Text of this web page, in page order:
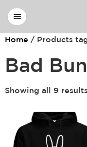
Home / Products
Bad
Showing all 9